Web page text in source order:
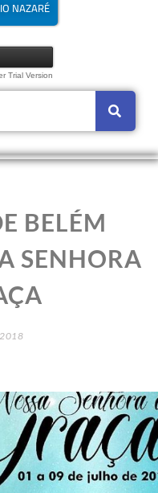
NAZARÉ
Trial Version
BELÉM
SENHORA